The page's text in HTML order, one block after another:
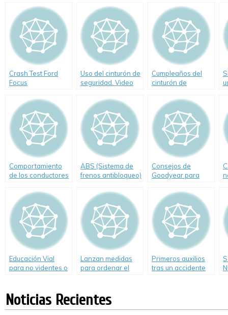
Crash Test Ford
Focus
Uso del cinturón de
seguridad. Video
Cumpleaños del
cinturón de
Comportamiento
de los conductores
verano 2009
ABS (Sistema de
frenos antibloqueo)
Consejos de
Goodyear para
vacaciones
Educación Vial
para no videntes o
Lanzan medidas
para ordenar el
Primeros auxilios
tras un accidente
Noticias Recientes